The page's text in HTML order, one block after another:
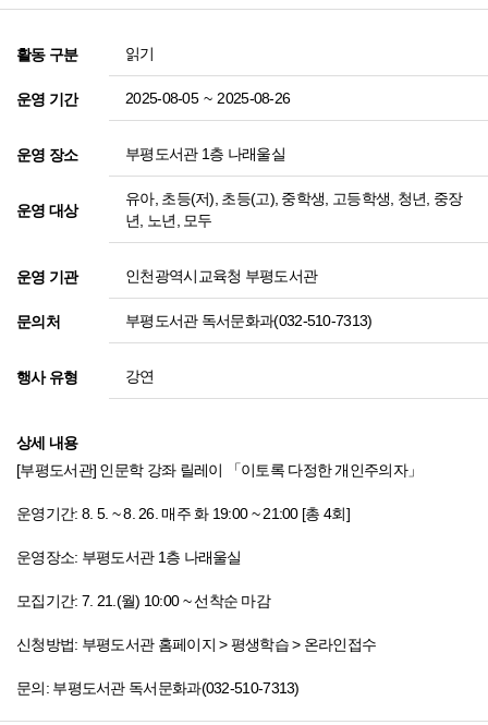
활동 구분 읽기
운영 기간 2025-08-05 ~ 2025-08-26
운영 장소 부평도서관 1층 나래울실
운영 대상
유아, 초등(저), 초등(고), 중학생, 고등학생, 청년, 중장
년, 노년, 모두
운영 기관 인천광역시교육청 부평도서관
문의처 부평도서관 독서문화과(032-510-7313)
행사 유형 강연
상세 내용
[부평도서관] 인문학 강좌 릴레이 「이토록 다정한 개인주의자」
운영기간: 8. 5. ~ 8. 26. 매주 화 19:00 ~ 21:00 [총 4회]
운영장소: 부평도서관 1층 나래울실
모집기간: 7. 21.(월) 10:00 ~ 선착순 마감
신청방법: 부평도서관 홈페이지 > 평생학습 > 온라인접수
문의: 부평도서관 독서문화과(032-510-7313)